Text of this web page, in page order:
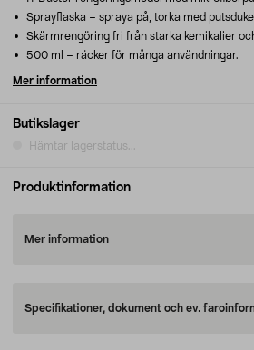
Butikslager
Hämtar lagerstatus...
Sprayflaska – spraya på, torka med
Skärmrengöring fri från starka kemikalier
500 ml – räcker för många användningar.
Mer information
Produktinformation
Mer information
Specifikationer, dokument och ev.